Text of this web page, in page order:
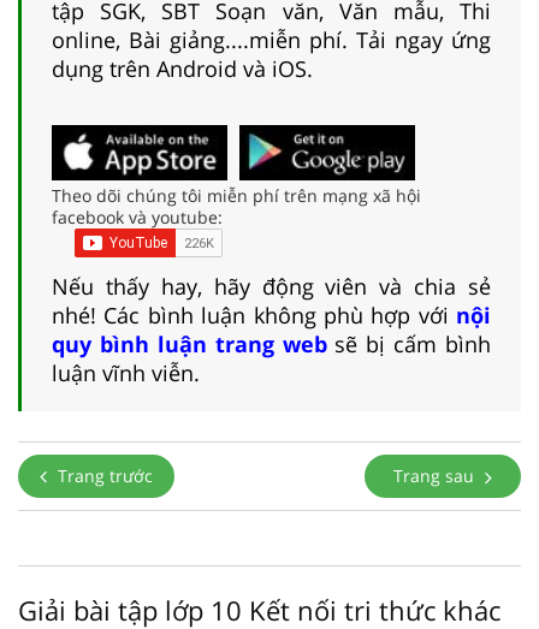
tập SGK, SBT Soạn văn, Văn mẫu, Thi
online, Bài giảng....miễn phí. Tải ngay ứng
dụng trên Android và iOS.
Theo dõi chúng tôi miễn phí trên mạng xã hội
facebook và youtube:
Nếu thấy hay, hãy động viên và chia sẻ
nhé! Các bình luận không phù hợp với nội
quy bình luận trang websẽ bị cấm bình
luận vĩnh viễn.
Trang trước Trang sau
Giải bài tập lớp 10 Kết nối tri thức khác